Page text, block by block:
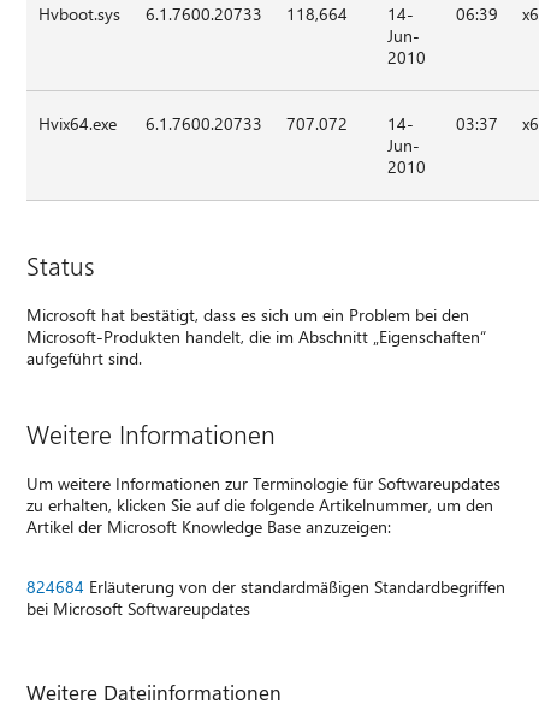
Hvboot.sys 6.1.7600.20733 118,664
14-
Jun-
2010
06:39
Hvix64.exe 6.1.7600.20733 707.072
14-
Jun-
2010
03:37
Status
Microsoft hat bestätigt, dass es sich um ein Problem bei den
Microsoft-Produkten handelt, die im Abschnitt „Eigenschaften“
aufgeführt sind.
Weitere Informationen
Um weitere Informationen zur Terminologie für Softwareupdates
zu erhalten, klicken Sie auf die folgende Artikelnummer, um den
Artikel der Microsoft Knowledge Base anzuzeigen:
824684 Erläuterung von der standardmäßigen Standardbegriffen
bei Microsoft Softwareupdates
Weitere Dateiinformationen